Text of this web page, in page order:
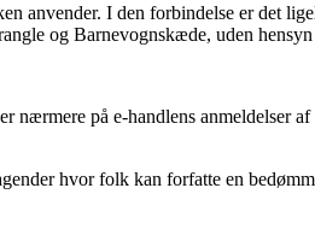
anvender. I den forbindelse er det
og Barnevognskæde, uden
nærmere på e-handlens anmeldelser
hvor folk kan forfatte en